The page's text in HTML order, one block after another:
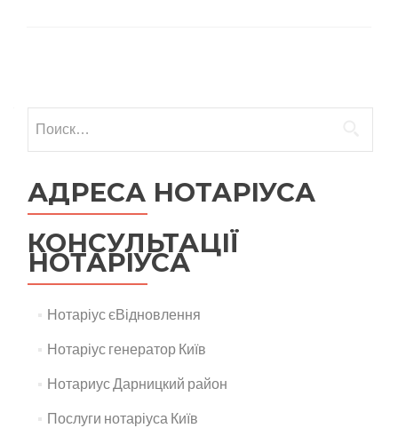
АДРЕСА НОТАРІУСА
КОНСУЛЬТАЦІЇ
НОТАРІУСА
Нотаріус єВідновлення
Нотаріус генератор Київ
Нотариус Дарницкий район
Послуги нотаріуса Київ